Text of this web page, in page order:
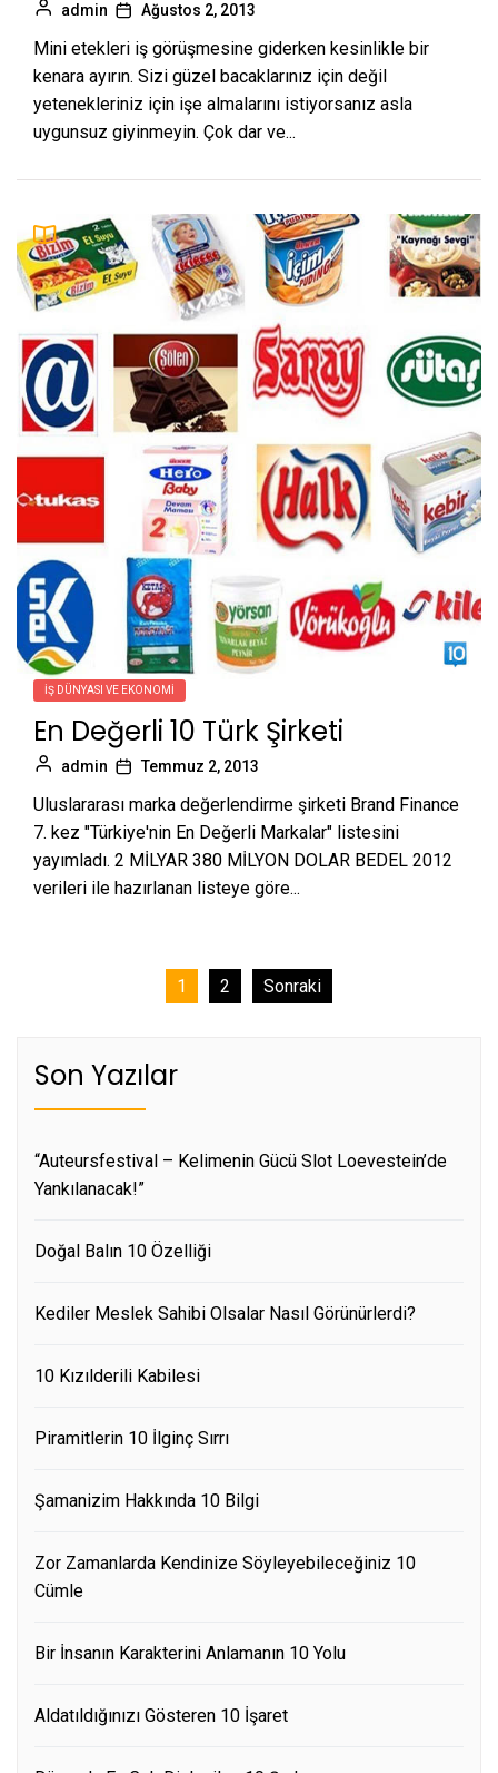
admin Ağustos 2, 2013
Mini etekleri iş görüşmesine giderken kesinlikle bir
kenara ayırın. Sizi güzel bacaklarınız için değil
yetenekleriniz için işe almalarını istiyorsanız asla
uygunsuz giyinmeyin. Çok dar ve...
İŞ DÜNYASI VE EKONOMI
En Değerli 10 Türk Şirketi
admin Temmuz 2, 2013
Uluslararası marka değerlendirme şirketi Brand Finance
7. kez "Türkiye'nin En Değerli Markalar" listesini
yayımladı. 2 MİLYAR 380 MİLYON DOLAR BEDEL 2012
verileri ile hazırlanan listeye göre...
1 2 Sonraki
Son Yazılar
“Auteursfestival – Kelimenin Gücü Slot Loevestein’de
Yankılanacak!”
Doğal Balın 10 Özelliği
Kediler Meslek Sahibi Olsalar Nasıl Görünürlerdi?
10 Kızılderili Kabilesi
Piramitlerin 10 İlginç Sırrı
Şamanizim Hakkında 10 Bilgi
Zor Zamanlarda Kendinize Söyleyebileceğiniz 10
Cümle
Bir İnsanın Karakterini Anlamanın 10 Yolu
Aldatıldığınızı Gösteren 10 İşaret